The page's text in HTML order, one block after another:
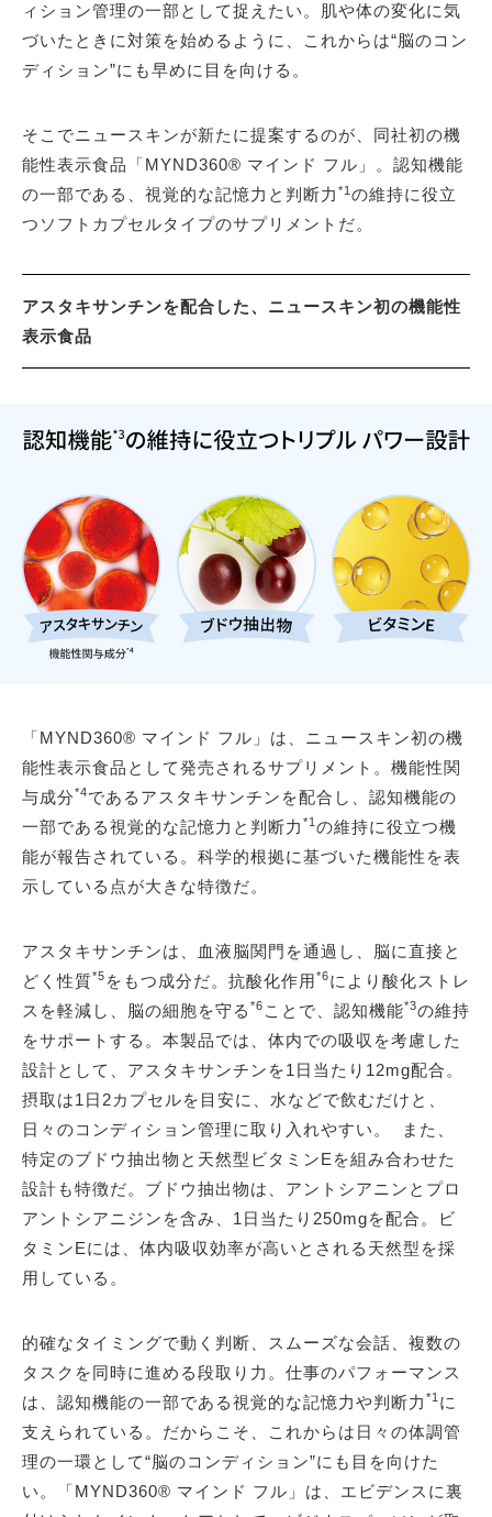
ィション管理の一部として捉えたい。肌や体の変化に気
づいたときに対策を始めるように、これからは“脳のコン
ディション”にも早めに目を向ける。
そこでニュースキンが新たに提案するのが、同社初の機
能性表示食品「MYND360® マインド フル」。認知機能
の一部である、視覚的な記憶力と判断力 *1 の維持に役立
つソフトカプセルタイプのサプリメントだ。
アスタキサンチンを配合した、ニュースキン初の機能性
表示食品
「MYND360® マインド フル」は、ニュースキン初の機
能性表示食品として発売されるサプリメント。機能性関
与成分*4であるアスタキサンチンを配合し、認知機能の
一部である視覚的な記憶力と判断力 *1 の維持に役立つ機
能が報告されている。科学的根拠に基づいた機能性を表
示している点が大きな特徴だ。
アスタキサンチンは、血液脳関門を通過し、脳に直接と
どく性質*5 をもつ成分だ。抗酸化作用*6により酸化ストレ
スを軽減し、脳の細胞を守る *6 ことで、認知機能*3の維持
をサポートする。本製品では、体内での吸収を考慮した
設計として、アスタキサンチンを1日当たり12mg配合。
摂取は1日2カプセルを目安に、水などで飲むだけと、
日々のコンディション管理に取り入れやすい。 また、
特定のブドウ抽出物と天然型ビタミンEを組み合わせた
設計も特徴だ。ブドウ抽出物は、アントシアニンとプロ
アントシアニジンを含み、1日当たり250mgを配合。ビ
タミンEには、体内吸収効率が高いとされる天然型を採
用している。
的確なタイミングで動く判断、スムーズな会話、複数の
タスクを同時に進める段取り力。仕事のパフォーマンス
は、認知機能の一部である視覚的な記憶力や判断力 *1 に
支えられている。だからこそ、これからは日々の体調管
理の一環として“脳のコンディション”にも目を向けた
い。「MYND360® マインド フル」は、エビデンスに裏